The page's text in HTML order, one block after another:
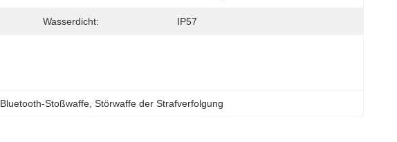
Wasserdicht: IP57
Bluetooth-Stoßwaffe , Störwaffe der Strafverfolgung